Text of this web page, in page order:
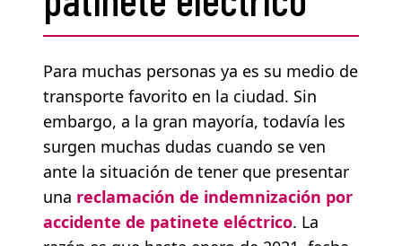
Para muchas personas ya es su medio de
transporte favorito en la ciudad. Sin
embargo, a la gran mayoría, todavía les
surgen muchas dudas cuando se ven
ante la situación de tener que presentar
una reclamación de indemnización por
accidente de patinete eléctrico. La